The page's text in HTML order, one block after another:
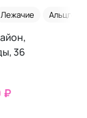
Лежачие
36
₽